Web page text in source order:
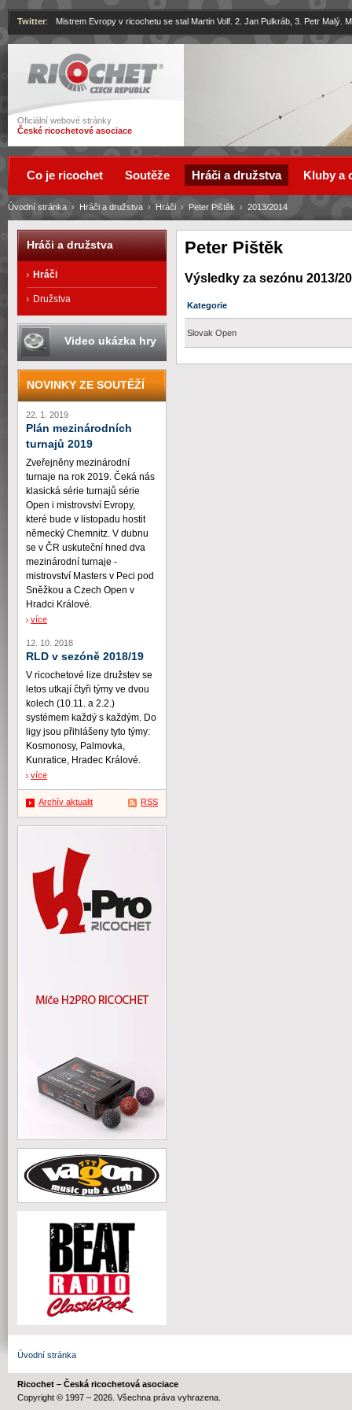
Ricochet
Oficiální webové stránky
České ricochetové asociace
Twitter: Mistrem Evropy v ricochetu se stal Martin Volf. 2. Jan Pulkráb, 3. Petr Malý.
Peter Pištěk
Výsledky za sezónu 2013/
Kategorie
Slovak Open
Úvodní stránka › Hráči a družstva › Hráči › Peter Pištěk › 2013/2014
Co je ricochet Soutěže Hráči a družstva Kluby a
Hráči a družstva
Hráči
Družstva
Video ukázka hry
NOVINKY ZE SOUTĚŽÍ
22. 1. 2019
Plán mezinárodních
turnajů 2019
Zveřejněny mezinárodní
turnaje na rok 2019. Čeká nás
klasická série turnajů série
Open i mistrovství Evropy,
které bude v listopadu hostit
německý Chemnitz. V dubnu
se v ČR uskuteční hned dva
mezinárodní turnaje -
mistrovství Masters v Peci pod
Sněžkou a Czech Open v
Hradci Králové.
více
12. 10. 2018
RLD v sezóně 2018/19
V ricochetové lize družstev se
letos utkají čtyři týmy ve dvou
kolech (10.11. a 2.2.)
systémem každý s každým. Do
ligy jsou přihlášeny tyto týmy:
Kosmonosy, Palmovka,
Kunratice, Hradec Králové.
více
Archív aktualit RSS
Úvodní stránka
Ricochet – Česká ricochetová asociace
Copyright © 1997 – 2026. Všechna práva vyhrazena.